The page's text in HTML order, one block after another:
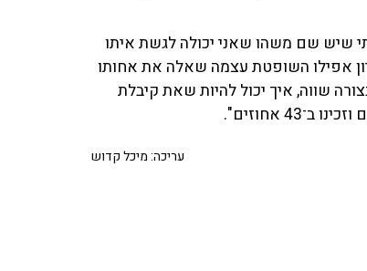
שיש שם משהו שאני יכולה לגשת איתו
אפילו השופטת עצמה שאלה את אחותו
שווה, איך יכול להיות שאת קיבלת
עריכה: מיכל קדוש